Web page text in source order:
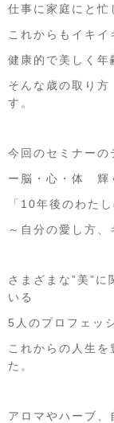
仕事に家庭にと忙
これからもイキイ
健康的で美しく年
そんな歳の取り
す。
今回のセミナーの
ー脳・心・体 輝
「10年後のわた
～自分の愛し方、
さまざまな”美”
いる
5人のプロフェッ
これからの人生
た。
アロマやハーブ